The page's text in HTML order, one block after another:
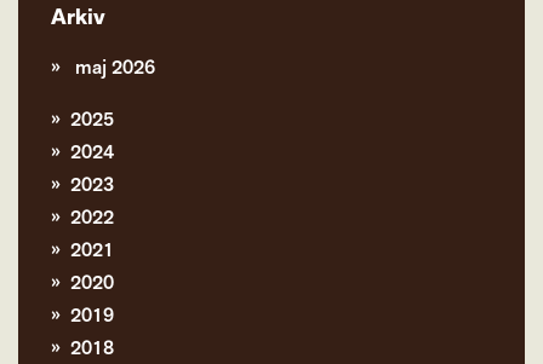
Arkiv
maj 2026
2025
2024
2023
2022
2021
2020
2019
2018